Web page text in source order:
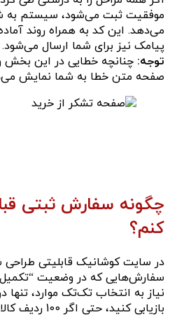
موفقیت ثبت می‌شود، سیستم به
می‌دهد. این کد به همراه روند
پیامک نیز برای شما ارسال می‌شود.
توجه: چنانچه خطایی در این بخش
صفحه متن خطا به شما نمایش
چگونه سفارش ثبتی
کنم؟
در سایت کوشانیک قابلیتی
سفارش‌هایی که در وضعیت “تکمیل”
نیاز به انتخاب تک‌تک موارد، تنها
بازیابی کنید، حتی اگر 100 ردیف کالا داشته باشید. برای اینکار: